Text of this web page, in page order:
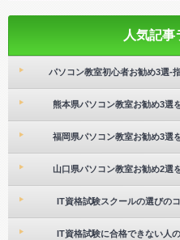
人気記事
パソコン教室初心者お勧め3選-
熊本県パソコン教室お勧め3選
福岡県パソコン教室お勧め3選
山口県パソコン教室お勧め2選
IT資格試験スクールの選びの
IT資格試験に合格できない人